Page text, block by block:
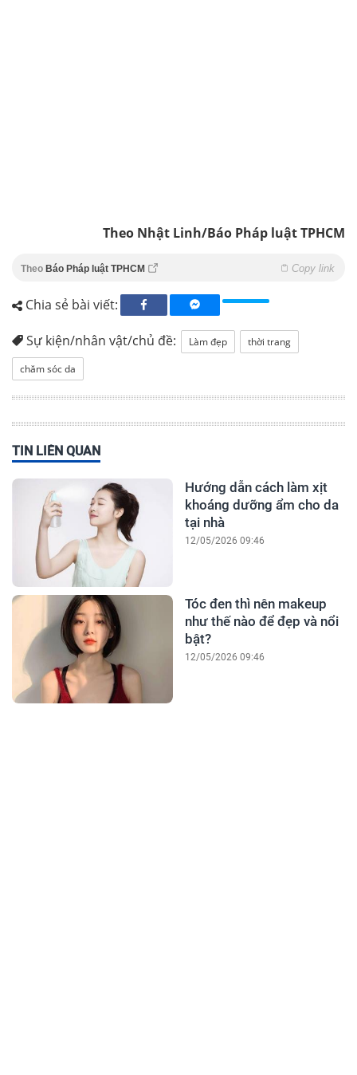
Theo Nhật Linh/Báo Pháp luật TPHCM
Theo Báo Pháp luật TPHCM Copy link
Chia sẻ bài viết:
Sự kiện/nhân vật/chủ đề: Làm đẹp
thời trang
chăm sóc da
TIN LIÊN QUAN
Hướng dẫn cách làm xịt
khoáng dưỡng ẩm cho da
tại nhà
12/05/2026 09:46
Tóc đen thì nên makeup
như thế nào để đẹp và nổi
bật?
12/05/2026 09:46